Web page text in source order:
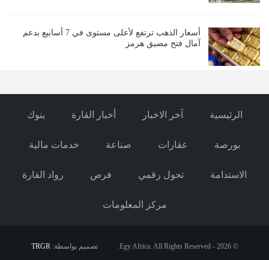
أسعار الذهب ترتفع لأعلى مستوى في 7 أسابيع بدعم
آمال فتح مضيق هرمز
الرئيسية آخر الاخبار أخبار القارة بنوك
بورصة عقارات صناعة خدمات مالية
الاستدامة تحول رقمي فرص رواد القارة
مركز المعلومات
© 2026 - Egy Africa. All Rights Reserved. تصميم بواسطة:TRGR